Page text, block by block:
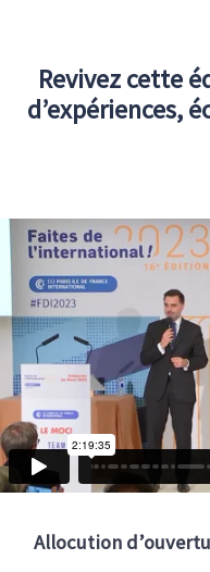
Revivez cette
d’expériences,
Allocution